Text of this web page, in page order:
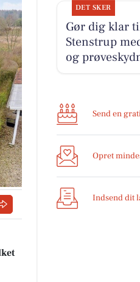
DET SKER
Gør dig klar
Stenstrup
og
Send en
Opret
Indsend dit